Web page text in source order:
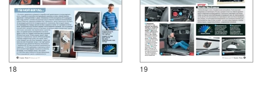
18 19